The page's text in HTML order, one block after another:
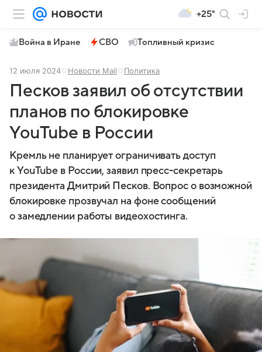
+25°
Война в Иране СВО Топливный кризис
12 июля 2024 Новости Mail Политика
Песков заявил об отсутствии
планов по блокировке
YouTube в России
Кремль не планирует ограничивать доступ
к YouTube в России, заявил пресс-секретарь
президента Дмитрий Песков. Вопрос о возможной
блокировке прозвучал на фоне сообщений
о замедлении работы видеохостинга.